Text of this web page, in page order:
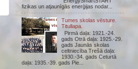
fizikas un atjaunīgās enerģijas nodar...
Tumes skolas vēsture.
Titullapa.
Pirmā daļa: 1921.-24.
gads Otrā daļa: 1925.-29.
gads Jaunās skolas
celtniecība Trešā daļa:
1930.-34. gads Ceturtā
daļa: 1935.-39. gads Pie...